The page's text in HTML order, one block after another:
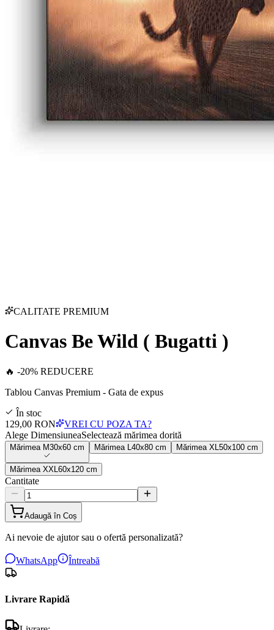
CALITATE PREMIUM
Canvas Be Wild ( Bugatti )
🔥 -20% REDUCERE
Tablou Canvas Premium - Gata de expus
În stoc
129,00 RON
VREI CU POZA TA?
Alege DimensiuneaSelectează mărimea dorită
Mărimea M30x60 cm Mărimea 40x80 cm Mărimea XL 50x100 cm
Mărimea XXL 60x120 cm
Cantitate
Adaugă în Coș
Ai nevoie de ajutor sau o ofertă personalizată?
WhatsApp Întreabă
Livrare Rapidă